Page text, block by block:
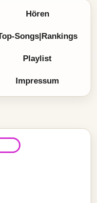
Hören
Songs|Rankings
Playlist
Impressum